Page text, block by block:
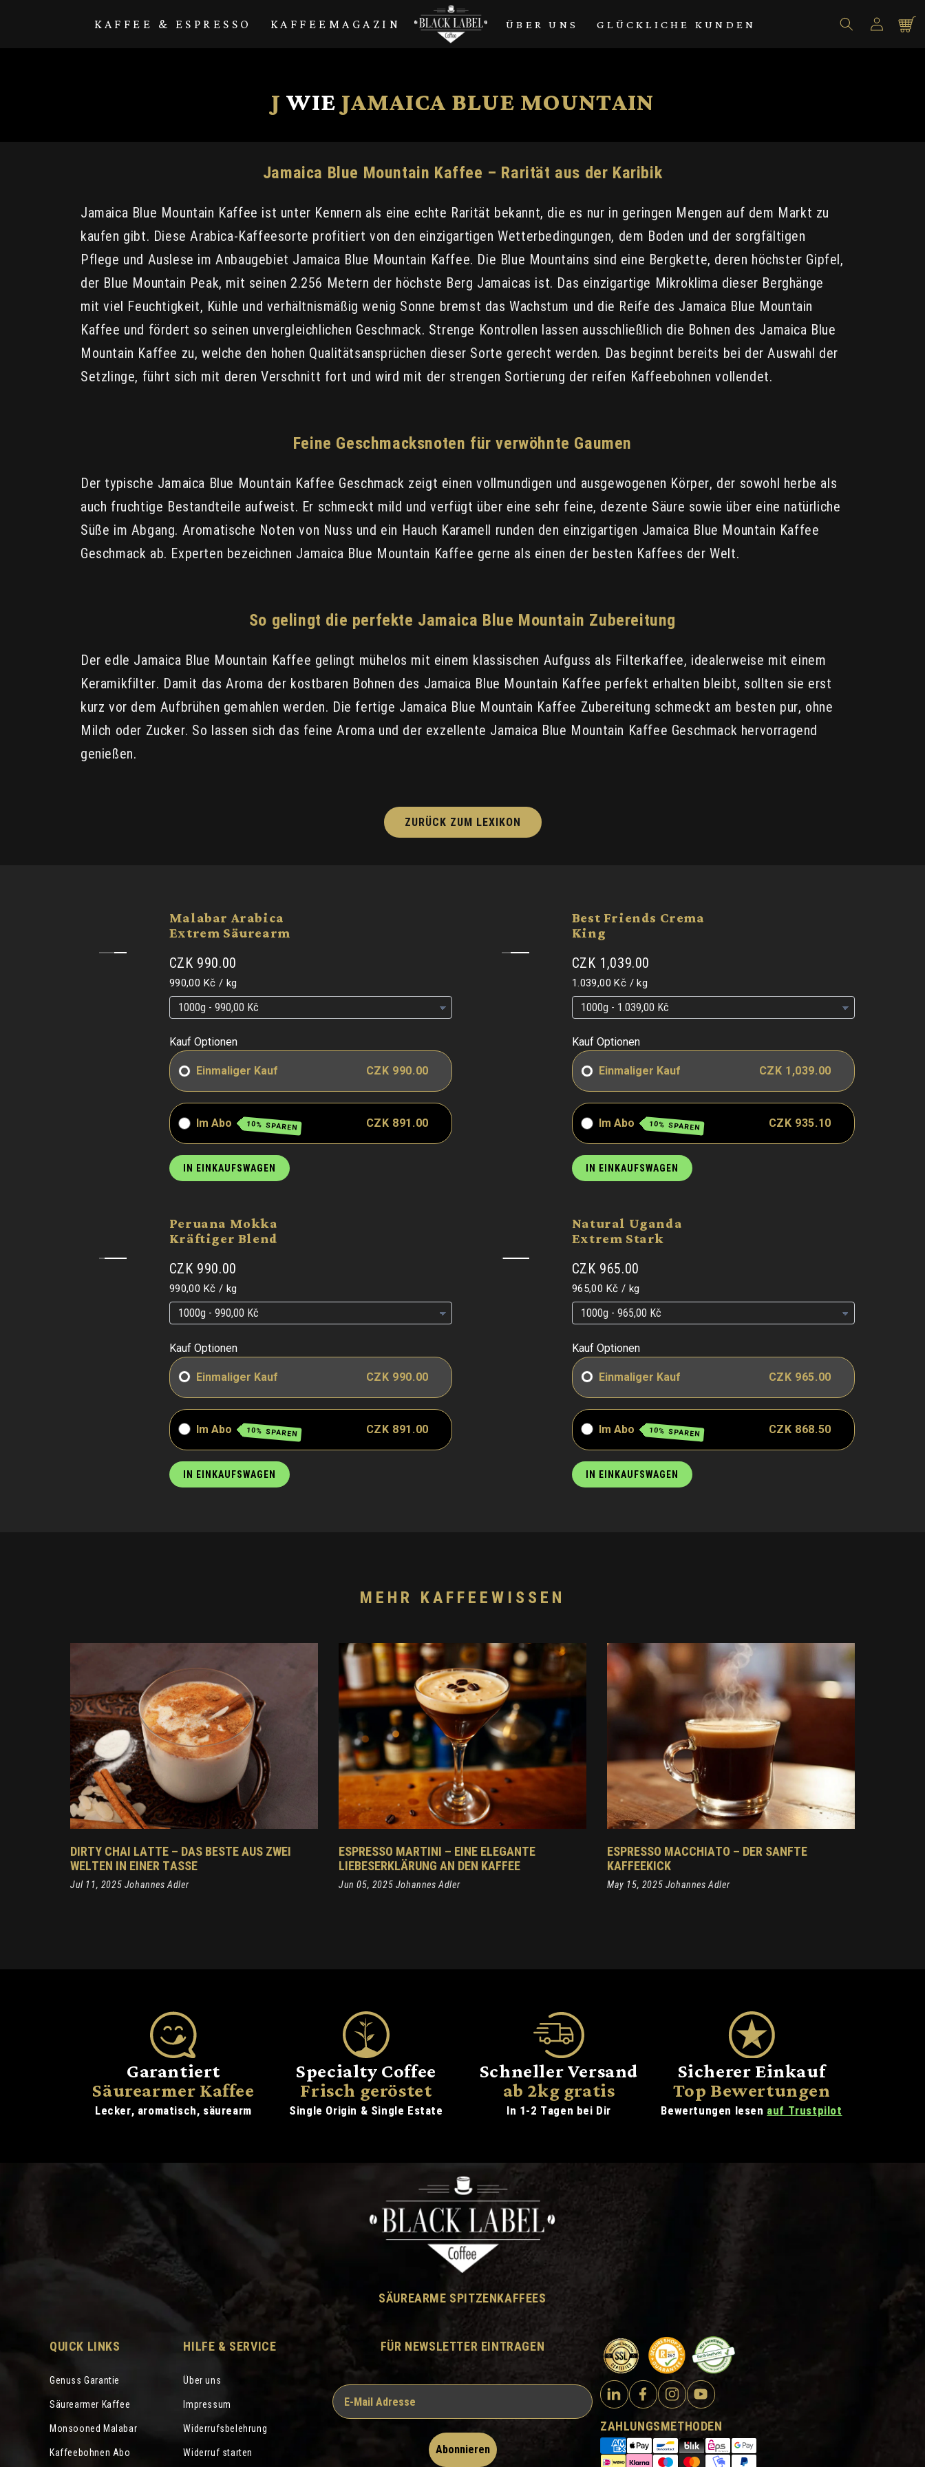
KAFFEE & ESPRESSO KAFFEEMAGAZIN ÜBER UNS GLÜCKLICHE KUNDEN Einloggen
J WIE JAMAICA BLUE MOUNTAIN
Jamaica Blue Mountain Kaffee – Rarität aus der Karibik
Jamaica Blue Mountain Kaffee ist unter Kennern als eine echte Rarität bekannt, die es nur in geringen Mengen auf dem Markt zu
kaufen gibt. Diese Arabica-Kaffeesorte profitiert von den einzigartigen Wetterbedingungen, dem Boden und der sorgfältigen
Pflege und Auslese im Anbaugebiet Jamaica Blue Mountain Kaffee. Die Blue Mountains sind eine Bergkette, deren höchster Gipfel,
der Blue Mountain Peak, mit seinen 2.256 Metern der höchste Berg Jamaicas ist. Das einzigartige Mikroklima dieser Berghänge
mit viel Feuchtigkeit, Kühle und verhältnismäßig wenig Sonne bremst das Wachstum und die Reife des Jamaica Blue Mountain
Kaffee und fördert so seinen unvergleichlichen Geschmack. Strenge Kontrollen lassen ausschließlich die Bohnen des Jamaica Blue
Mountain Kaffee zu, welche den hohen Qualitätsansprüchen dieser Sorte gerecht werden. Das beginnt bereits bei der Auswahl der
Setzlinge, führt sich mit deren Verschnitt fort und wird mit der strengen Sortierung der reifen Kaffeebohnen vollendet.
Feine Geschmacksnoten für verwöhnte Gaumen
Der typische Jamaica Blue Mountain Kaffee Geschmack zeigt einen vollmundigen und ausgewogenen Körper, der sowohl herbe als
auch fruchtige Bestandteile aufweist. Er schmeckt mild und verfügt über eine sehr feine, dezente Säure sowie über eine natürliche
Süße im Abgang. Aromatische Noten von Nuss und ein Hauch Karamell runden den einzigartigen Jamaica Blue Mountain Kaffee
Geschmack ab. Experten bezeichnen Jamaica Blue Mountain Kaffee gerne als einen der besten Kaffees der Welt.
So gelingt die perfekte Jamaica Blue Mountain Zubereitung
Der edle Jamaica Blue Mountain Kaffee gelingt mühelos mit einem klassischen Aufguss als Filterkaffee, idealerweise mit einem
Keramikfilter. Damit das Aroma der kostbaren Bohnen des Jamaica Blue Mountain Kaffee perfekt erhalten bleibt, sollten sie erst
kurz vor dem Aufbrühen gemahlen werden. Die fertige Jamaica Blue Mountain Kaffee Zubereitung schmeckt am besten pur, ohne
Milch oder Zucker. So lassen sich das feine Aroma und der exzellente Jamaica Blue Mountain Kaffee Geschmack hervorragend
genießen.
ZURÜCK ZUM LEXIKON
Malabar Arabica
Extrem Säurearm
CZK 990.00
Grundpreis
990,00 Kč / pro
kg
Grundpreis
Grundpreis
Kauf Optionen
Einmaliger Kauf CZK 990.00
Im Abo 10% SPAREN CZK 891.00
IN EINKAUFSWAGEN
Best Friends Crema
King
CZK 1,039.00
Grundpreis
1.039,00 Kč / pro
kg
Grundpreis
Grundpreis
Kauf Optionen
Einmaliger Kauf CZK 1,039.00
Im Abo 10% SPAREN CZK 935.10
IN EINKAUFSWAGEN
Peruana Mokka
Kräftiger Blend
CZK 990.00
Grundpreis
990,00 Kč / pro
kg
Grundpreis
Grundpreis
Kauf Optionen
Einmaliger Kauf CZK 990.00
Im Abo 10% SPAREN CZK 891.00
IN EINKAUFSWAGEN
Natural Uganda
Extrem Stark
CZK 965.00
Grundpreis
965,00 Kč / pro
kg
Grundpreis
Grundpreis
Kauf Optionen
Einmaliger Kauf CZK 965.00
Im Abo 10% SPAREN CZK 868.50
IN EINKAUFSWAGEN
MEHR KAFFEEWISSEN
DIRTY CHAI LATTE – DAS BESTE AUS ZWEI
WELTEN IN EINER TASSE
Jul 11, 2025 Johannes Adler
ESPRESSO MARTINI – EINE ELEGANTE
LIEBESERKLÄRUNG AN DEN KAFFEE
Jun 05, 2025 Johannes Adler
ESPRESSO MACCHIATO – DER SANFTE
KAFFEEKICK
May 15, 2025 Johannes Adler
Garantiert
Säurearmer Kaffee
Lecker, aromatisch, säurearm
Specialty Coffee
Frisch geröstet
Single Origin & Single Estate
Schneller Versand
ab 2kg gratis
In 1-2 Tagen bei Dir
Sicherer Einkauf
Top Bewertungen
Bewertungen lesen auf Trustpilot
SÄUREARME SPITZENKAFFEES
QUICK LINKS
Genuss Garantie
Säurearmer Kaffee
Monsooned Malabar
Kaffeebohnen Abo
HILFE & SERVICE
Über uns
Impressum
Widerrufsbelehrung
Widerruf starten
FÜR NEWSLETTER EINTRAGEN
Abonnieren
ZAHLUNGSMETHODEN